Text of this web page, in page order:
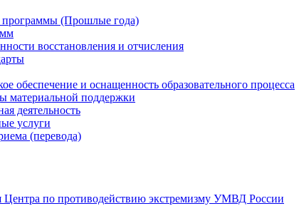
программы (Прошлые года)
восстановления и отчисления
обеспечение и оснащенность образовательного процесса
материальной поддержки
деятельность
услуги
(перевода)
Центра по противодействию экстремизму УМВД России